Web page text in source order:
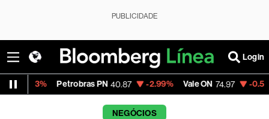
PUBLICIDADE
Login
Petrobras PN 40.87 -2.99% Vale ON 74.97 -0.56% Itaú PN
NEGÓCIOS